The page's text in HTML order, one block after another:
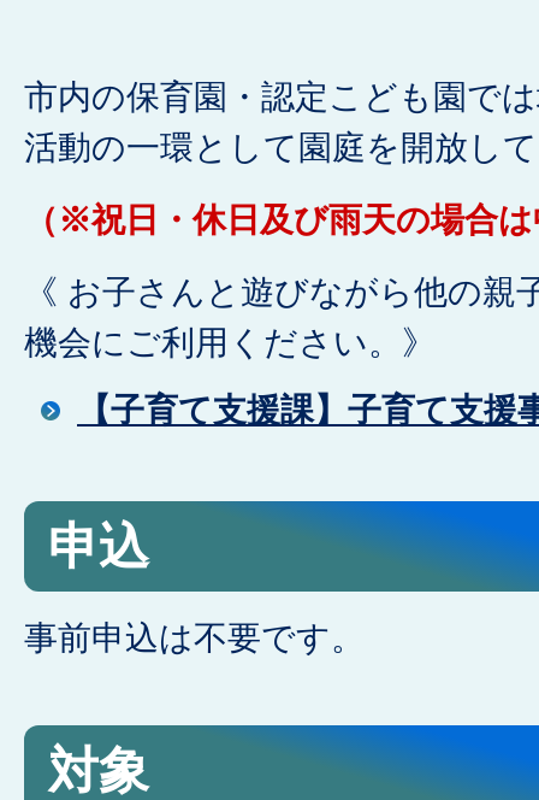
市内の保育園・認定こども園で
活動の一環として園庭を開放し
（※祝日・休日及び雨天の場合
《 お子さんと遊びながら他の親
機会にご利用ください。》
【子育て支援課】子育て支
申込
事前申込は不要です。
対象